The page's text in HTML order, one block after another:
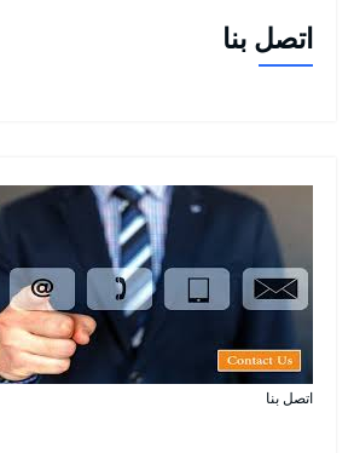
اتصل بنا
اتصل بنا